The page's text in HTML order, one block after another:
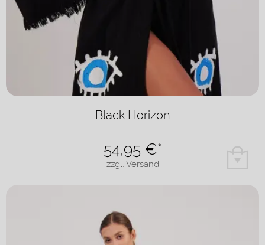
Black Horizon
zzgl. Versand
54,95 €*